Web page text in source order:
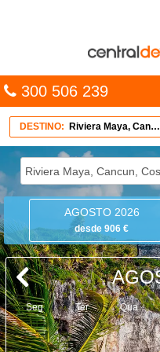
300 506 239
TRIP PLANNER
PACOTES
MULTIDESTINO
CARAÍBAS
CRUZEIROS
DESTINO: Riviera Maya, Cancun, Costa Mujeres
AGOSTO 2026
desde 906 €
Seg Ter Qua